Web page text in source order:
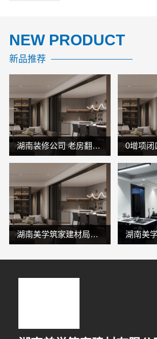
NEW PRODUCT
新品推荐
湖南装修公司 老房翻新0增项 闭口合同找湖南美学筑家建材
湖南美学筑家建材局部改造，闭口合同拒绝增项